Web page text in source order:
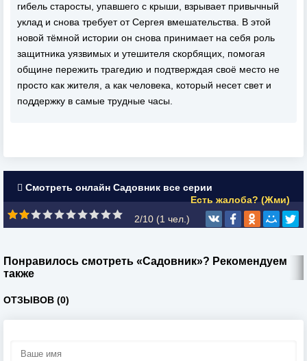
гибель старосты, упавшего с крыши, взрывает привычный
уклад и снова требует от Сергея вмешательства. В этой
новой тёмной истории он снова принимает на себя роль
защитника уязвимых и утешителя скорбящих, помогая
общине пережить трагедию и подтверждая своё место не
просто как жителя, а как человека, который несет свет и
поддержку в самые трудные часы.
Смотреть онлайн Садовник все серии
Есть жалоба? (Жми)
2/10 (1 чел.)
Понравилось смотреть «Садовник»? Рекомендуем
также
ОТЗЫВОВ (0)